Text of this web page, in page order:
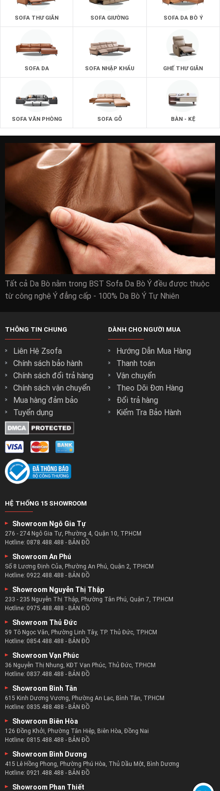
SOFA THƯ GIÃN SOFA GIƯỜNG SOFA DA BÒ Ý
SOFA DA SOFA NHẬP KHẨU GHẾ THƯ GIÃN
SOFA VĂN PHÒNG SOFA GỖ BÀN - KỆ
Tất cả Da Bò nằm trong BST Sofa Da Bò Ý đều được thuộc
từ công nghệ Ý đẳng cấp - 100% Da Bò Ý Tự Nhiên
THÔNG TIN CHUNG
Liên Hệ Zsofa
Chính sách bảo hành
Chính sách đổi trả hàng
Chính sách vận chuyển
Mua hàng đảm bảo
Tuyển dụng
DÀNH CHO NGƯỜI MUA
Hướng Dẫn Mua Hàng
Thanh toán
Vận chuyển
Theo Dõi Đơn Hàng
Đổi trả hàng
Kiểm Tra Bảo Hành
HỆ THỐNG 15 SHOWROOM
Showroom Ngô Gia Tự
276 - 274 Ngô Gia Tự, Phường 4, Quận 10, TP.HCM
Hotline: 0878.488.488 - BẢN ĐỒ
Showroom An Phú
Số 8 Lương Định Của, Phường An Phú, Quận 2, TP.HCM
Hotline: 0922.488.488 - BẢN ĐỒ
Showroom Nguyễn Thị Thập
233 - 235 Nguyễn Thị Thập, Phường Tân Phú, Quận 7, TP.HCM
Hotline: 0975.488.488 - BẢN ĐỒ
Showroom Thủ Đức
59 Tô Ngọc Vân, Phường Linh Tây, TP. Thủ Đức, TP.HCM
Hotline: 0854.488.488 - BẢN ĐỒ
Showroom Vạn Phúc
36 Nguyễn Thị Nhung, KĐT Vạn Phúc, Thủ Đức, TP.HCM
Hotline: 0837.488.488 - BẢN ĐỒ
Showroom Bình Tân
615 Kinh Dương Vương, Phường An Lạc, Bình Tân, TP.HCM
Hotline: 0835.488.488 - BẢN ĐỒ
Showroom Biên Hòa
126 Đồng Khởi, Phường Tân Hiệp, Biên Hòa, Đồng Nai
Hotline: 0815.488.488 - BẢN ĐỒ
Showroom Bình Dương
415 Lê Hồng Phong, Phường Phú Hòa, Thủ Dầu Một, Bình Dương
Hotline: 0921.488.488 - BẢN ĐỒ
Showroom Phan Thiết